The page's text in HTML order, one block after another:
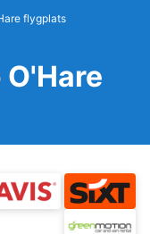
flygplats